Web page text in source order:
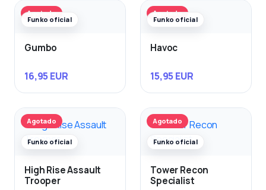
Agotado
Funko oficial
Gumbo
16,95 EUR
Agotado
Funko oficial
Havoc
15,95 EUR
Agotado
Funko oficial
High Rise Assault
Trooper
Agotado
Funko oficial
Tower Recon
Specialist